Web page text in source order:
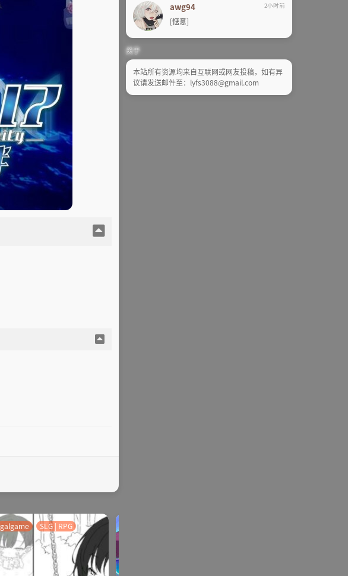
galgame SLG | RPG
awg94 2小时前
[惬意]
关于
本站所有资源均来自互联网或网友投稿，如有异
议请发送邮件至：lyfs3088@gmail.com